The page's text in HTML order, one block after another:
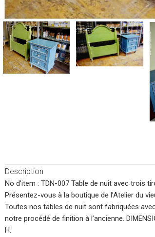
Description
No d’item : TDN-007 Table de nuit avec trois
Présentez-vous à la boutique de l’Atelier du
Toutes nos tables de nuit sont fabriquées
notre procédé de finition à l’ancienne.
H.